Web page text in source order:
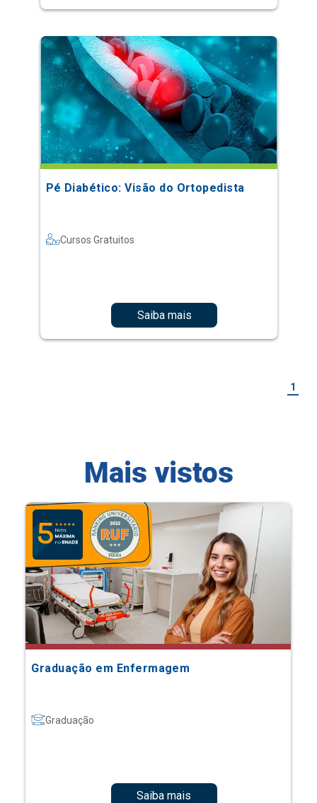
Pé Diabético: Visão do Ortopedista
Cursos Gratuitos
Saiba mais
1
Mais vistos
Graduação em Enfermagem
Graduação
Saiba mais